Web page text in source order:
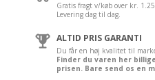
Gratis fragt v/køb over kr.
Levering dag til dag.
ALTID PRIS GARANTI
Du får en høj kvalitet til
Finder du varen her
prisen. Bare send os en